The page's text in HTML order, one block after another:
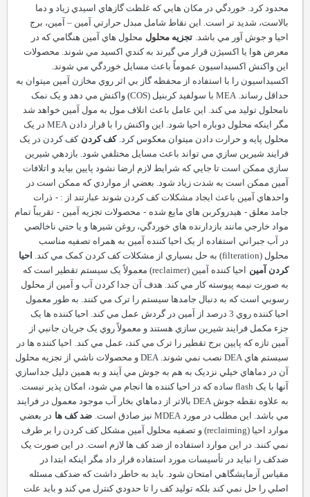
محدود کرد. خوردگي در مکان هايي که غلظت گازهاي اسيدي زياد و دما
بالاست، شديد تر است. اين نقاط شامل مبدل حرارتي آمين–آمين، برج
احيا و جوش آور مي باشد. تجزيه محلول محلول هاي آمين هنگامي که در
معرض هوا يا اکسيژن قرار مي گيرند به کندي اکسيد مي شوند. محصولات
اين واکنش اکسيداسيون عموماً باعث مسايل خوردگي مي شوند.
اکسيداسيون را با استفاده از محفظه گاز بي اثر روي مخازن آمين ميتوان به
حداقل رساند.MEA با سولفيد کربنيل (COS) واکنش مي دهد و يک نمک
نامحلول توليد مي کند. اين عامل باعث اتلاف مول به مول آمين خواهد شد
مگر اينکه محلول دوباره احيا شود. اين واکنش را با قرار دادنMEA در يک
محلول پايه و حرارت دادن ميتوان معکوس کرد. کف کردن کف کردن در يک
فرايند شيرين سازي مي تواند باعث مسايل مختلفي شود. بازدهي شيرين
سازي ممکن است تا جايي که شرايط لازم ارضا نشود پايين بيايد و اتلافات
آمين ممکن است به شدت زياد شود. بعضي از مواردي که ممکن است در
واحدهاي آمين باعث ايجاد مشکلات کف کردن شوند عبارتند از :- ذرات
جامد معلق- هيدروکربن هاي مايع شده -محصولات تجزيه آمين -تقريباً تمام
مواد خارجي مانند بازدارنده هاي خوردگي، روغن شيرها و يا حتي ناخالصي
در آب جبراني
استفاده از يک احيا کننده آمين به همراه تصفيه مناسب
محلول (filteration) به حل بسياري از مشکلات کف کردن کمک مي کند.احيا
کردن آمين احيا کننده آمين (reclaimer) معمولاً يک سيستم تقطير است که
به صورت نيمه پيوسته کار مي کند. هدف آن جدا کردن آب و آمين از محلول
رسوبي است که به دنبال جامدها سيستم را ترک مي کنند. به طور معمول
احيا کننده روي 3 درصد از آمين در گردش عمل مي کند. احيا کننده ها يک
جزء مکمل فرايند شيرين سازي هستند و معمولاً روي يک جريان جانبي از
آمين تازه که پايين برج تقطير را ترک مي کند، عمل مي کند. احيا کننده ها در
سيستم هايDEA نصب نمي شوند.DEA و محصولات ناشي از تجزيه محلول
آن در دماهاي خيلي نزديک به هم به جوش مي آيند و به همين دليل جداسازي
آنها با يکflash ساده که در احيا کننده ها انجام مي شود، امکان پذير نيست.
به علاوه نقطه جوشDEA بالاتر از دماهاي بخار آب موجود معمول در فرايند
مي باشد. اين مطلب در موردMDEA نيز صادق است. ضد کف ها در بعضي
موارد احيا (reclaiming) و تصفيه محلول آمين مشکل کف کردن را بر طرف
نمي کنند. در اين موارد استفاده از ضد کف ها لازم است. در اين صورت يک
ضدکف را نبايد در تأسيسات مورد استفاده قرار داد مگر اينکه ابتدا در
مقياس آزمايشگاهي امتحان شود. بايد به خاطر داشت که ضدکف مسئله
اصلي را حل نمي کند بلکه توليد کف را تا حدودي کنترل مي کند و بايد علت